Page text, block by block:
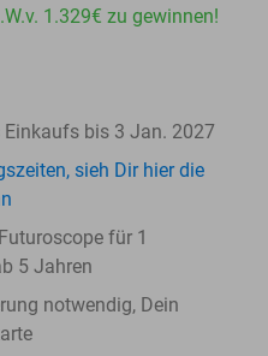
1.329€ zu gewinnen!
bis 3 Jan. 2027
sieh Dir hier die
für 1
5 Jahren
notwendig, Dein